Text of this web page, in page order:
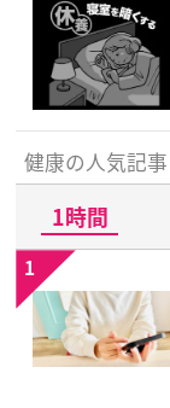
健康の人気記事
1時間
1